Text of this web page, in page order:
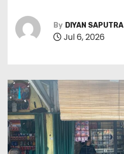
By DIYAN SAPUTRA
Jul 6, 2026